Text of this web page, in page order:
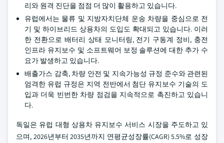
리와 원격 진단을 점점 더 많이 활용하고 있습니다.
유럽에서는 물류 및 지방자치단체 운송 차량을 중심으로 전
기 및 하이브리드 상용차의 도입도 확대되고 있습니다. 이러
한 전환으로 배터리 상태 모니터링, 전기 구동계 정비, 충전
인프라 유지보수 및 소프트웨어 보정 솔루션에 대한 추가 수
요가 발생하고 있습니다.
배출가스 감축, 차량 안전 및 지속가능성 규정 준수와 관련된
엄격한 유럽 규정은 지역 전반에서 첨단 유지보수 기술의 도
입과 더욱 빈번한 차량 점검을 지속적으로 촉진하고 있습니
다.
독일은 유럽 대형 상용차 유지보수 서비스 시장을 주도하고 있
으며, 2026년부터 2035년까지 연평균성장률(CAGR) 5.5%로 성장